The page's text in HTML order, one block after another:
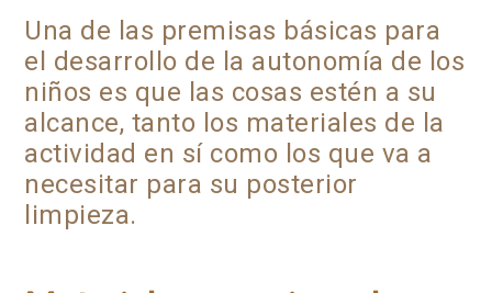
Una de las premisas básicas para
el desarrollo de la autonomía de los
niños es que las cosas estén a su
alcance, tanto los materiales de la
actividad en sí como los que va a
necesitar para su posterior
limpieza.